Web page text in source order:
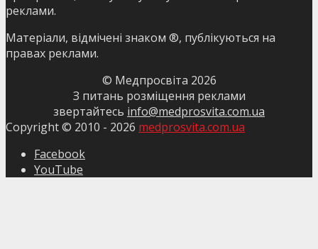
реклами.
Матеріали, відмічені знаком ®, публікуються на
правах реклами.
© Медпросвіта 2026
З питань розміщення реклами
звертайтесь info@medprosvita.com.ua
Copyright © 2010 - 2026 medprosvita.com.ua
Facebook
YouTube